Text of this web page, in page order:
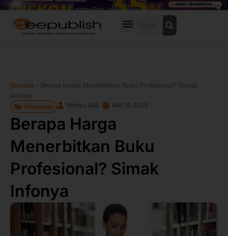
Lewati
konten
Beranda » Berapa Harga Menerbitkan Buku Profesional? Simak
Infonya
Informasi Wahyu Adji Mei 13, 2026
Berapa Harga
Menerbitkan Buku
Profesional? Simak
Infonya